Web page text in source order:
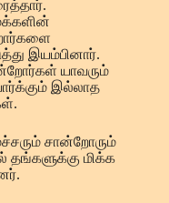
இயம்பினார்.
யாவரும்
இல்லாத
சான்றோரும்
தங்களுக்கு மிக்க